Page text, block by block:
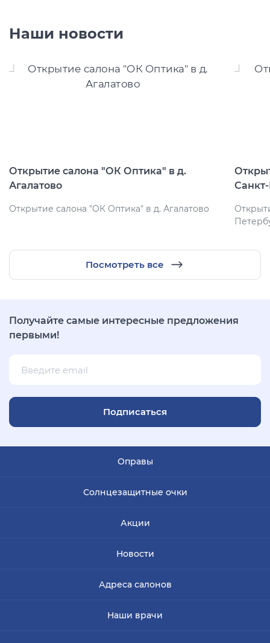
Наши новости
Открытие салона "ОК Оптика" в д.
Агалатово
Открытие салона "ОК Оптика" в д. Агалатово
Посмотреть все
Получайте самые интересные предложения
первыми!
Подписаться
Оправы
Солнцезащитные очки
Акции
Новости
Адреса салонов
Наши врачи